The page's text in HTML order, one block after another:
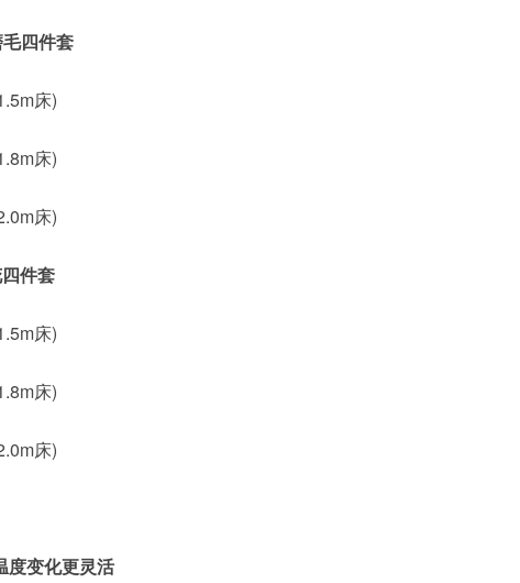
四件套
床)
床)
床)
件套
床)
床)
床)
度变化更灵活